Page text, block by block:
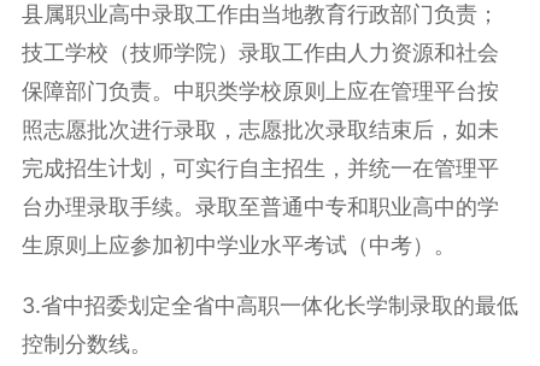
县属职业高中录取工作由当地教育行政部门负责；
技工学校（技师学院）录取工作由人力资源和社会
保障部门负责。中职类学校原则上应在管理平台按
照志愿批次进行录取，志愿批次录取结束后，如未
完成招生计划，可实行自主招生，并统一在管理平
台办理录取手续。录取至普通中专和职业高中的学
生原则上应参加初中学业水平考试（中考）。
3.省中招委划定全省中高职一体化长学制录取的最低
控制分数线。